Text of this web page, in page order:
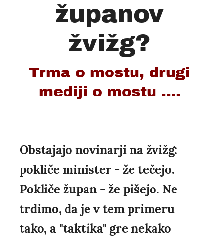
županov
žvižg?
Trma o mostu, drugi
mediji o mostu ....
Obstajajo novinarji na žvižg:
pokliče minister - že tečejo.
Pokliče župan - že pišejo. Ne
trdimo, da je v tem primeru
tako, a "taktika" gre nekako